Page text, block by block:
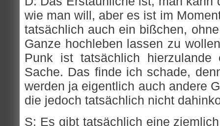
wie man will, aber es ist im
tatsächlich auch ein bißchen,
Ganze hochleben lassen zu
Punk ist tatsächlich hierzulande
Sache. Das finde ich schade,
werden ja eigentlich auch andere
die jedoch tatsächlich nicht
S: Es gibt tatsächlich eine